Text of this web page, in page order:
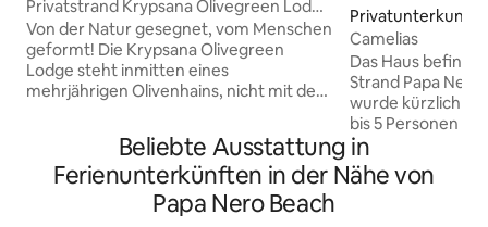
Privatstrand Krypsana Olivegreen Lodge
am Meer
Von der Natur gesegnet, vom Menschen
geformt! Die Krypsana Olivegreen
Lodge steht inmitten eines
mehrjährigen Olivenhains, nicht mit dem
aufzuzwingen, sondern sich
majestätisch mit den
geomorphologischen Mustern ihrer
Umgebung, dem Meer, den Steinen und
der Flora zu vermischen und jeden
Privatunterkunft
o Beach
Camelias
Das Haus
Strand Papa
wurde kürzlich
bis 5 Personen
über ein
Doppelbett und
Küche ist
Beliebte Ausstattung in
Ferienunterkünften in der Nähe von
Papa Nero Beach